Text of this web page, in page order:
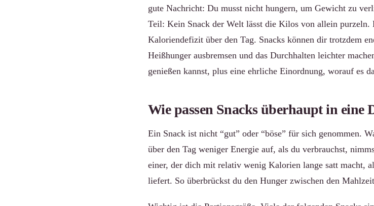
gute Nachricht: Du musst nicht hungern, um Gewicht zu
Teil: Kein Snack der Welt lässt die Kilos von allein purzeln.
Kaloriendefizit über den Tag. Snacks können dir trotzdem
Heißhunger ausbremsen und das Durchhalten leichter
genießen kannst, plus eine ehrliche Einordnung, worauf es
Wie passen Snacks überhaupt in eine
Ein Snack ist nicht “gut” oder “böse” für sich genommen.
über den Tag weniger Energie auf, als du verbrauchst,
einer, der dich mit relativ wenig Kalorien lange satt macht,
liefert. So überbrückst du den Hunger zwischen den